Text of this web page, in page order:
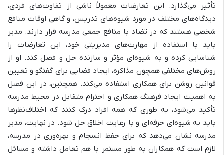
تأثیر می‌گذارد. این تعارضات معمولاً ناشی از تفاوت‌های فردی،
دیدگاه‌های مختلف در مورد شیوه‌های تدریس، و گاهی اوقات منافع
شخصی هستند که در تضاد با منافع جمعی مدرسه قرار دارند. مدیر
باید با استفاده از مهارت‌های مدیریتی خود، این تعارضات را
شناسایی کرده و به شیوه‌ای مؤثر و سازنده حل و فصل کند. او از
روش‌های مختلفی همچون مذاکره، ایجاد فضایی برای گفتگو و تعیین
قوانین روشن برای همکاری استفاده می‌کند. همچنین، در این فصل
به اهمیت ایجاد فرهنگ همکاری و احترام متقابل در محیط مدرسه
تأکید می‌شود، به طوری که همه افراد درک کنند که اختلاف‌نظرها
باید به شیوه‌ای حرفه‌ای و با رعایت اخلاق حل شود. در نهایت، مدیر
مدرسه نشان می‌دهد که برای حفظ انسجام و بهره‌وری در مدرسه،
لازم است که همکاران به طور مستمر با هم تعامل داشته و مسائل